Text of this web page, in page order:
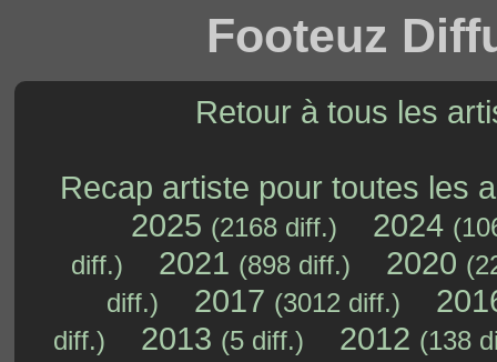
Footeuz
Retour à tous les
Recap artiste pour toutes les
2025 (2168 diff.) 2024
diff.)
2021 (898 diff.) 2020
diff.)
2017 (3012 diff.)
diff.) 2013 (5 diff.) 2012 (138